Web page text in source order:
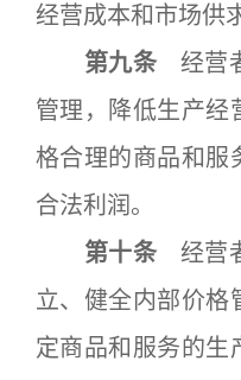
经营成本和市场供
第九条 经营
管理，降低生产经
格合理的商品和服
合法利润。
第十条 经营
立、健全内部价格
定商品和服务的生